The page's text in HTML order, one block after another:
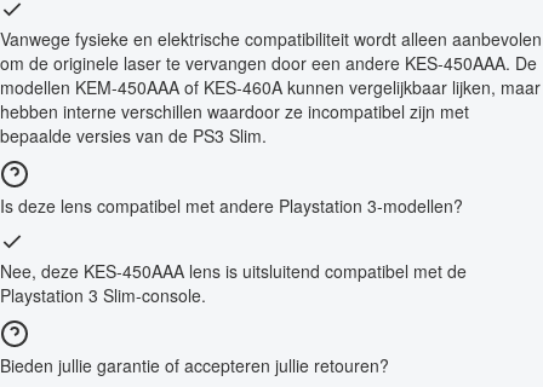
Vanwege fysieke en elektrische compatibiliteit wordt alleen aanbevolen
om de originele laser te vervangen door een andere KES-450AAA. De
modellen KEM-450AAA of KES-460A kunnen vergelijkbaar lijken, maar
hebben interne verschillen waardoor ze incompatibel zijn met
bepaalde versies van de PS3 Slim.
Is deze lens compatibel met andere Playstation 3-modellen?
Nee, deze KES-450AAA lens is uitsluitend compatibel met de
Playstation 3 Slim-console.
Bieden jullie garantie of accepteren jullie retouren?